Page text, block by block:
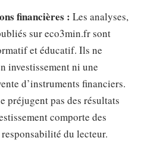
financières : Les analyses,
sur eco3min.fr sont
et éducatif. Ils ne
investissement ni une
d’instruments financiers.
préjugent pas des résultats
comporte des
du lecteur.